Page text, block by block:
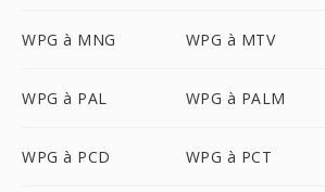
WPG à MNG WPG à MTV
WPG à PAL WPG à PALM
WPG à PCD WPG à PCT